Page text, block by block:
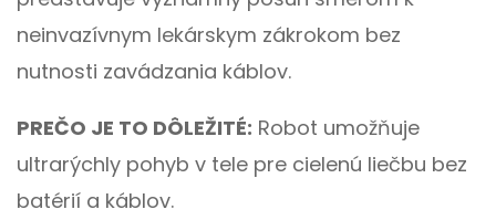
neinvazívnym lekárskym zákrokom bez
nutnosti zavádzania káblov.
PREČO JE TO DÔLEŽITÉ: Robot umožňuje
ultrarýchly pohyb v tele pre cielenú liečbu bez
batérií a káblov.